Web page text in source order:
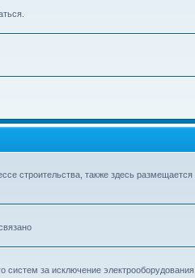
строительства, также здесь размещается
систем за исключение электрооборудования